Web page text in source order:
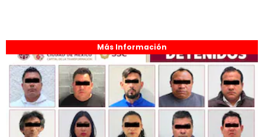
Más Información